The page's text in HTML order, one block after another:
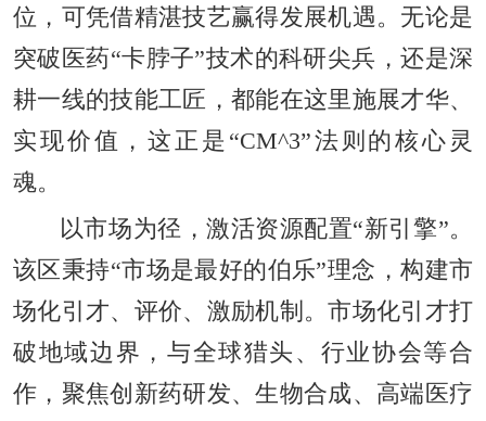
位，可凭借精湛技艺赢得发展机遇。无论是
突破医药“卡脖子”技术的科研尖兵，还是深
耕一线的技能工匠，都能在这里施展才华、
实现价值，这正是“CM^3”法则的核心灵
魂。
以市场为径，激活资源配置“新引擎”。
该区秉持“市场是最好的伯乐”理念，构建市
场化引才、评价、激励机制。市场化引才打
破地域边界，与全球猎头、行业协会等合
作，聚焦创新药研发、生物合成、高端医疗